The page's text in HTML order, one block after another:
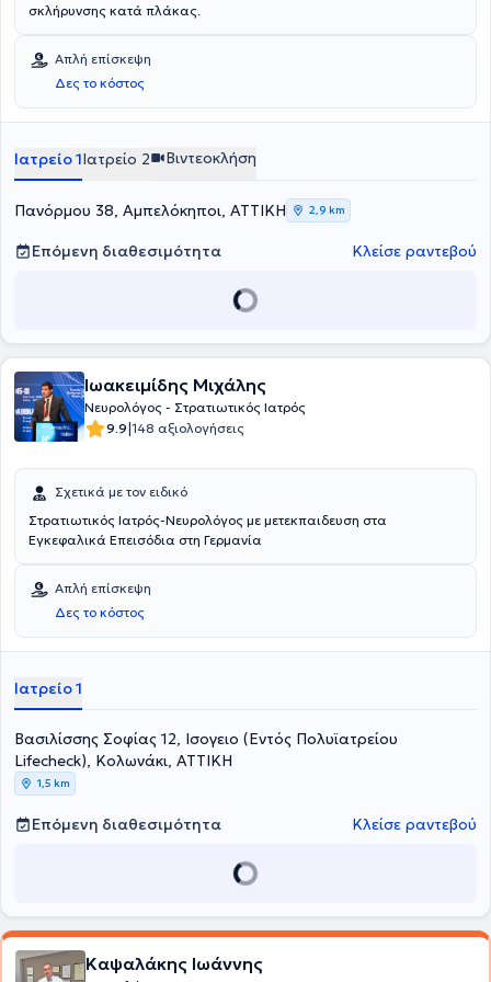
σκλήρυνσης κατά πλάκας.
Απλή επίσκεψη
Δες το κόστος
Ιατρείο 1Ιατρείο 2 Βιντεοκλήση
Πανόρμου 38, Αμπελόκηποι, ΑΤΤΙΚΗ 2,9 km
Επόμενη διαθεσιμότητα Κλείσε ραντεβού
Ιωακειμίδης Μιχάλης
Νευρολόγος - Στρατιωτικός Ιατρός
9.9|148 αξιολογήσεις
Σχετικά με τον ειδικό
Στρατιωτικός Ιατρός-Νευρολόγος με μετεκπαιδευση στα
Εγκεφαλικά Επεισόδια στη Γερμανία
Απλή επίσκεψη
Δες το κόστος
Ιατρείο 1
Βασιλίσσης Σοφίας 12, Ισογειο (Εντός Πολυϊατρείου
Lifecheck), Κολωνάκι, ΑΤΤΙΚΗ
1,5 km
Επόμενη διαθεσιμότητα Κλείσε ραντεβού
Καψαλάκης Ιωάννης